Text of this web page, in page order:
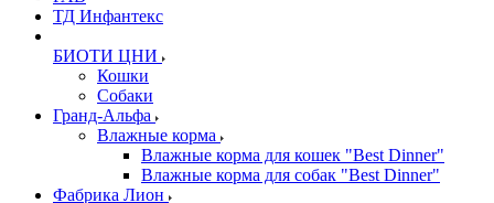
ТД Инфантекс
БИОТИ ЦНИ
Кошки
Собаки
Гранд-Альфа
Влажные корма
Влажные корма для кошек "Best Dinner"
Влажные корма для собак "Best Dinner"
Фабрика Лион